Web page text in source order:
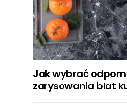
Jak wybrać
zarysowania blat